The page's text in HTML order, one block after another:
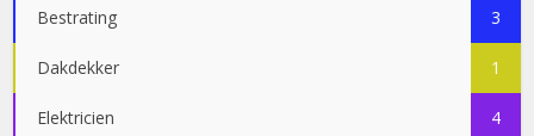
Bestrating 3
Dakdekker 1
Elektricien 4